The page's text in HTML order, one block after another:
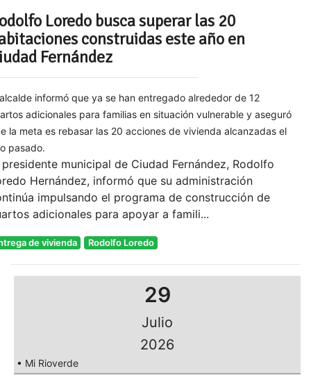
Loredo busca superar las 20
construidas este año en
Fernández
informó que ya se han entregado alrededor de 12
adicionales para familias en situación vulnerable y aseguró
la meta es rebasar las 20 acciones de vivienda alcanzadas el
pasado.
presidente municipal de Ciudad Fernández, Rodolfo
Hernández, informó que su administración
impulsando el programa de construcción de
adicionales para apoyar a famili...
de vivienda Rodolfo Loredo
29
Julio
2026
• Mi Rioverde